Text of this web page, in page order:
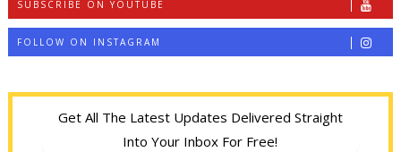
SUBSCRIBE ON YOUTUBE
FOLLOW ON INSTAGRAM
Get All The Latest Updates Delivered Straight
Into Your Inbox For Free!